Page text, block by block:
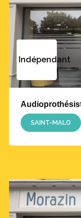
Indépendant
SAINT-MALO